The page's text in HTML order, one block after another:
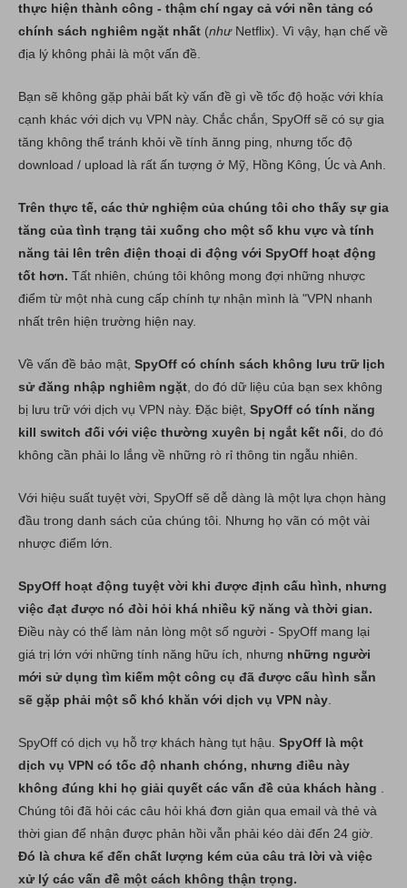
thực hiện thành công - thậm chí ngay cả với nền tảng có
chính sách nghiêm ngặt nhất (nhưNetflix). Vì vậy, hạn chế về
địa lý không phải là một vấn đề.
Bạn sẽ không gặp phải bất kỳ vấn đề gì về tốc độ hoặc với khía
cạnh khác với dịch vụ VPN này. Chắc chắn, SpyOff sẽ có sự gia
tăng không thể tránh khỏi về tính ănng ping, nhưng tốc độ
download / upload là rất ấn tượng ở Mỹ, Hồng Kông, Úc và Anh.
Trên thực tế, các thử nghiệm của chúng tôi cho thấy sự gia
tăng của tình trạng tải xuống cho một số khu vực và tính
năng tải lên trên điện thoại di động với SpyOff hoạt động
tốt hơn. Tất nhiên, chúng tôi không mong đợi những nhược
điểm từ một nhà cung cấp chính tự nhận mình là "VPN nhanh
nhất trên hiện trường hiện nay.
Về vấn đề bảo mật, SpyOff có chính sách không lưu trữ lịch
sử đăng nhập nghiêm ngặt, do đó dữ liệu của bạn sex không
bị lưu trữ với dịch vụ VPN này. Đặc biệt, SpyOff có tính năng
kill switch đối với việc thường xuyên bị ngắt kết nối, do đó
không cần phải lo lắng về những rò rỉ thông tin ngẫu nhiên.
Với hiệu suất tuyệt vời, SpyOff sẽ dễ dàng là một lựa chọn hàng
đầu trong danh sách của chúng tôi. Nhưng họ vãn có một vài
nhược điểm lớn.
SpyOff hoạt động tuyệt vời khi được định cấu hình, nhưng
việc đạt được nó đòi hỏi khá nhiều kỹ năng và thời gian.
Điều này có thể làm nản lòng một số người - SpyOff mang lại
giá trị lớn với những tính năng hữu ích, nhưng những người
mới sử dụng tìm kiếm một công cụ đã được cấu hình sẵn
sẽ gặp phải một số khó khăn với dịch vụ VPN này.
SpyOff có dịch vụ hỗ trợ khách hàng tụt hậu. SpyOff là một
dịch vụ VPN có tốc độ nhanh chóng, nhưng điều này
không đúng khi họ giải quyết các vấn đề của khách hàng .
Chúng tôi đã hỏi các câu hỏi khá đơn giản qua email và thẻ và
thời gian để nhận được phản hồi vẫn phải kéo dài đến 24 giờ.
Đó là chưa kể đến chất lượng kém của câu trả lời và việc
xử lý các vấn đề một cách không thận trọng.